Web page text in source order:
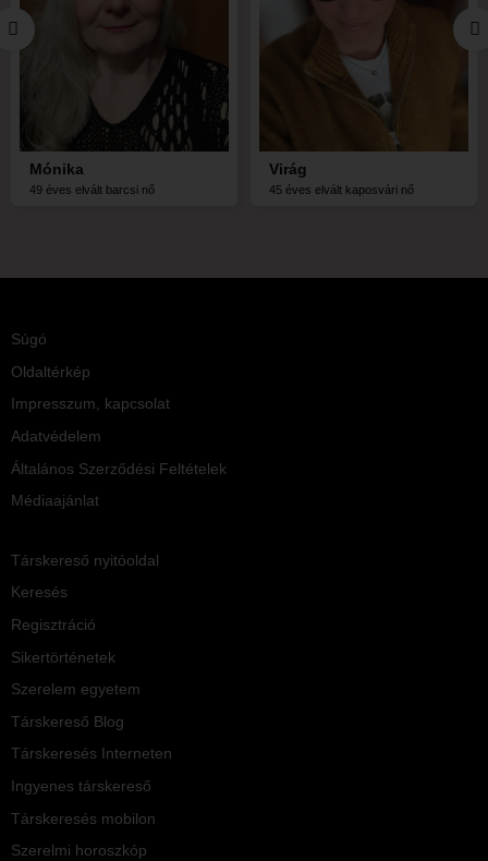
Mónika
49 éves elvált barcsi nő
Virág
45 éves elvált kaposvári nő
Súgó
Oldaltérkép
Impresszum, kapcsolat
Adatvédelem
Általános Szerződési Feltételek
Médiaajánlat
Társkereső nyitóoldal
Keresés
Regisztráció
Sikertörténetek
Szerelem egyetem
Társkereső Blog
Társkeresés Interneten
Ingyenes társkereső
Társkeresés mobilon
Szerelmi horoszkóp